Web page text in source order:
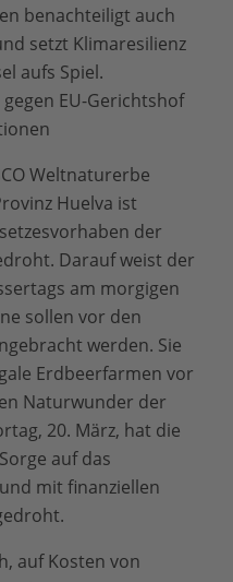
benachteiligt auch
setzt Klimaresilienz
aufs Spiel.
EU-Gerichtshof
Weltnaturerbe
Huelva ist
der
Darauf weist der
am morgigen
sollen vor den
werden. Sie
Erdbeerfarmen vor
Naturwunder der
20. März, hat die
auf das
mit finanziellen
auf Kosten von